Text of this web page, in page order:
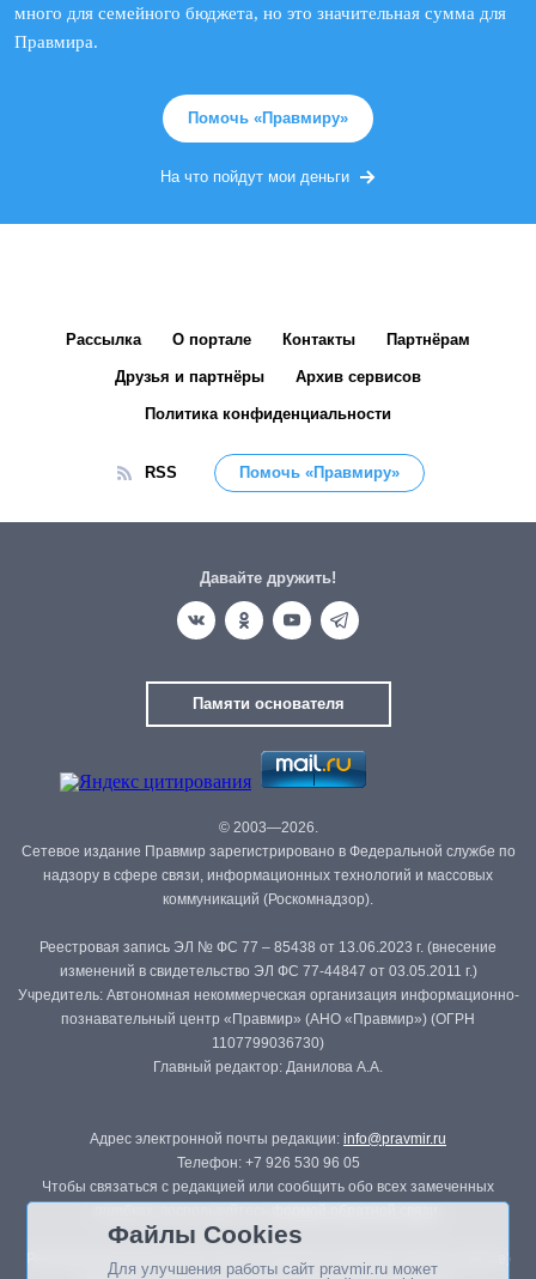
много для семейного бюджета, но это значительная сумма для
Правмира.
Помочь «Правмиру»
На что пойдут мои деньги
Рассылка О портале Контакты Партнёрам
Друзья и партнёры Архив сервисов
Политика конфиденциальности
RSS Помочь «Правмиру»
Давайте дружить!
Памяти основателя
© 2003—2026.
Сетевое издание Правмир зарегистрировано в Федеральной службе по
надзору в сфере связи, информационных технологий и массовых
коммуникаций (Роскомнадзор).
Реестровая запись ЭЛ № ФС 77 – 85438 от 13.06.2023 г. (внесение
изменений в свидетельство ЭЛ ФС 77-44847 от 03.05.2011 г.)
Учредитель: Автономная некоммерческая организация информационно-
познавательный центр «Правмир» (АНО «Правмир») (ОГРН
1107799036730)
Главный редактор: Данилова А.А.
Адрес электронной почты редакции: info@pravmir.ru
Телефон: +7 926 530 96 05
Чтобы связаться с редакцией или сообщить обо всех замеченных
Републикация материалов сайта в печатных изданиях (книгах, прессе)
Файлы Cookies
Для улучшения работы сайт pravmir.ru может